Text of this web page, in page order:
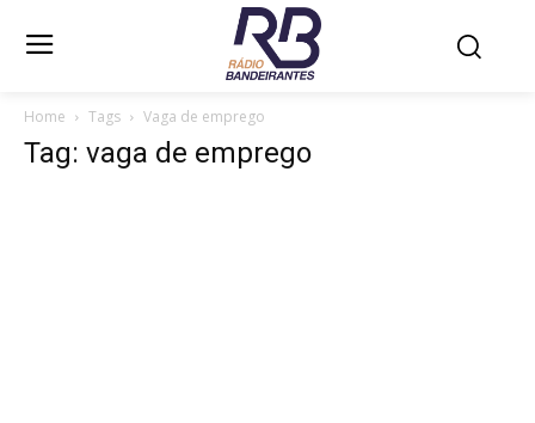
Home Tags Vaga de emprego
Tag: vaga de emprego